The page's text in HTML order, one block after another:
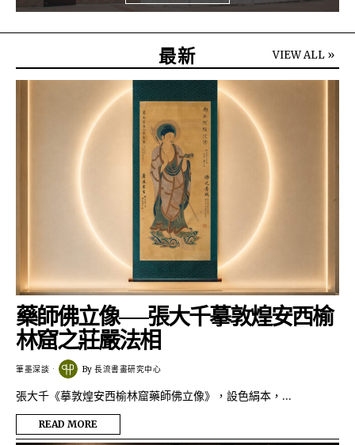
最新 VIEW ALL »
藥師佛立像──張大千摹敦煌安西榆
林窟之莊嚴法相
筆墨深談 By 長流書畫研究中心
張大千《摹敦煌安西榆林窟藥師佛立像》，設色絹本，…
READ MORE